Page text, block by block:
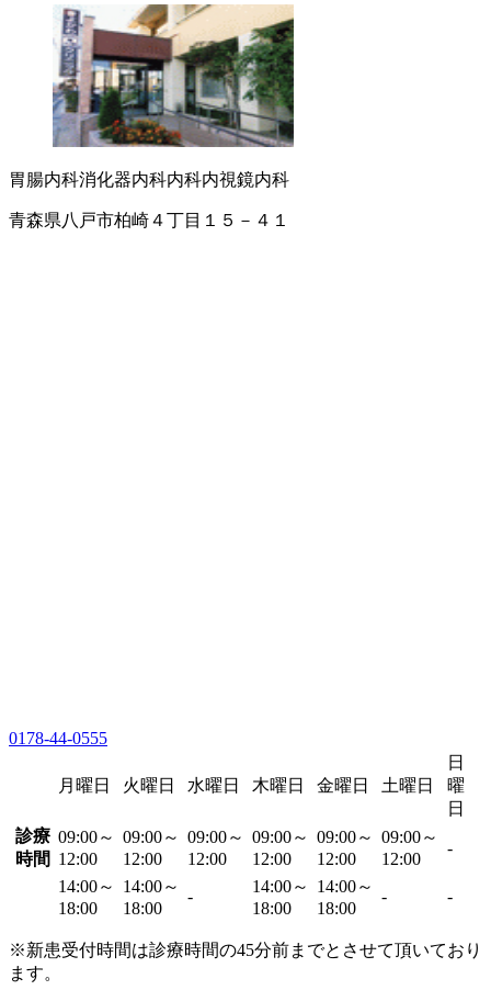
胃腸内科消化器内科内科内視鏡内科
青森県八戸市柏崎４丁目１５－４１
0178-44-0555
月曜日 火曜日 水曜日 木曜日 金曜日 土曜日
日
曜
日
診療
時間
09:00～
12:00
09:00～
12:00
09:00～
12:00
09:00～
12:00
09:00～
12:00
09:00～
12:00
-
14:00～
18:00
14:00～
18:00
-
14:00～
18:00
14:00～
18:00
- -
※新患受付時間は診療時間の45分前までとさせて頂いており
ます。